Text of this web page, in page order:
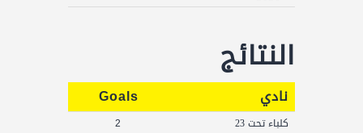
النتائج
نادي Goals
كلباء تحت 23
2